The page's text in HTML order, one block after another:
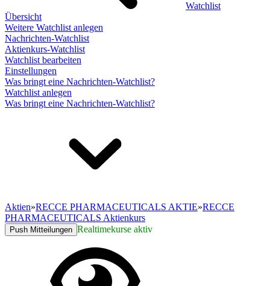
Watchlist
Übersicht
Weitere Watchlist anlegen
Nachrichten-Watchlist
Aktienkurs-Watchlist
Watchlist bearbeiten
Einstellungen
Was bringt eine Nachrichten-Watchlist?
Watchlist anlegen
Was bringt eine Nachrichten-Watchlist?
Aktien»RECCE PHARMACEUTICALS AKTIE»RECCE
PHARMACEUTICALS Aktienkurs
Push Mitteilungen Realtimekurse aktiv